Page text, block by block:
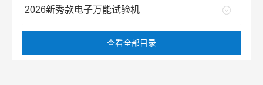
2026新秀款电子万能试验机
查看全部目录